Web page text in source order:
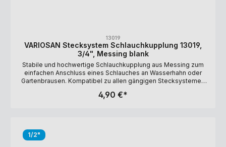
13019
VARIOSAN Stecksystem Schlauchkupplung 13019,
3/4", Messing blank
Stabile und hochwertige Schlauchkupplung aus Messing zum
einfachen Anschluss eines Schlauches an Wasserhahn oder
Gartenbrausen. Kompatibel zu allen gängigen Stecksystemen
Haltbarkeit durch UV-Beständigkeit. Ausführung: 3/4"
des Gardena-Stecksystems kommt es aber zu
einer Reduzierung des Durchflusses auf maximal 9 mm. Ist
4,90 €*
1/2"